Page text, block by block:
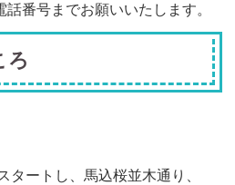
番号までお願いいたします。
ろ
タートし、馬込桜並木通り、